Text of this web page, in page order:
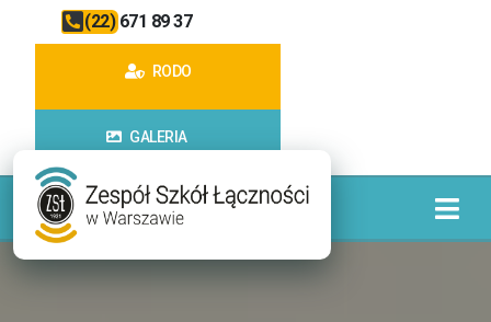
(22) 671 89 37
RODO
GALERIA